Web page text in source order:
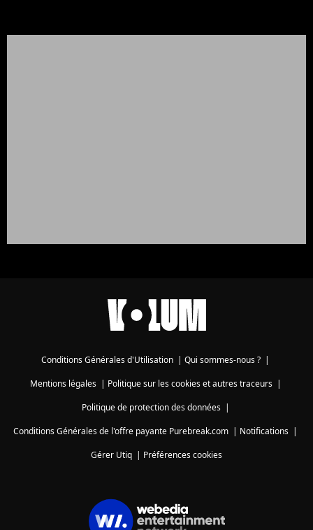
Conditions Générales d'Utilisation | Qui sommes-nous ? |
Mentions légales| Politique sur les cookies et autres traceurs|
Politique de protection des données|
Conditions Générales de l'offre payante Purebreak.com | Notifications |
Gérer Utiq | Préférences cookies